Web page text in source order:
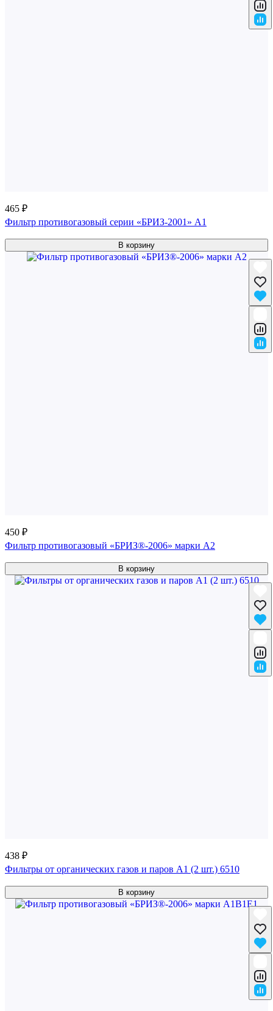
465 ₽
Фильтр противогазовый серии «БРИЗ-2001» A1
В корзину
450 ₽
Фильтр противогазовый «БРИЗ®-2006» марки A2
В корзину
438 ₽
Фильтры от органических газов и паров A1 (2 шт.) 6510
В корзину